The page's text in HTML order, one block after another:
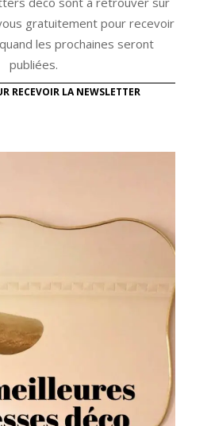
gratuitement pour recevoir
les prochaines seront
publiées.
RECEVOIR LA NEWSLETTER